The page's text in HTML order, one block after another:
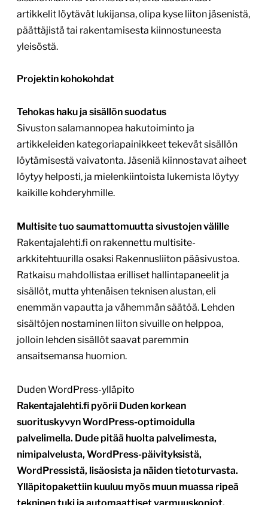
artikkelit löytävät lukijansa, olipa kyse liiton jäsenistä,
päättäjistä tai rakentamisesta kiinnostuneesta
yleisöstä.
Projektin kohokohdat
Tehokas haku ja sisällön suodatus
Sivuston salamannopea hakutoiminto ja
artikkeleiden kategoriapainikkeet tekevät sisällön
löytämisestä vaivatonta. Jäseniä kiinnostavat aiheet
löytyy helposti, ja mielenkiintoista lukemista löytyy
kaikille kohderyhmille.
Multisite tuo saumattomuutta sivustojen välille
Rakentajalehti.fi on rakennettu multisite-
arkkitehtuurilla osaksi Rakennusliiton pääsivustoa.
Ratkaisu mahdollistaa erilliset hallintapaneelit ja
sisällöt, mutta yhtenäisen teknisen alustan, eli
enemmän vapautta ja vähemmän säätöä. Lehden
sisältöjen nostaminen liiton sivuille on helppoa,
jolloin lehden sisällöt saavat paremmin
ansaitsemansa huomion.
Duden WordPress-ylläpito
Rakentajalehti.fi pyörii Duden korkean
suorituskyvyn WordPress-optimoidulla
palvelimella. Dude pitää huolta palvelimesta,
nimipalvelusta, WordPress-päivityksistä,
WordPressistä, lisäosista ja näiden tietoturvasta.
Ylläpitopakettiin kuuluu myös muun muassa ripeä